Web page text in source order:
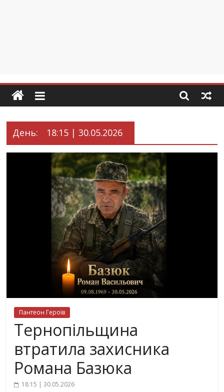
День: 18:15 | 30.05.2026
Пантеон Героїв
Тернопільщина
втратила захисника
Романа Базюка
18:15 | 30.05.2026